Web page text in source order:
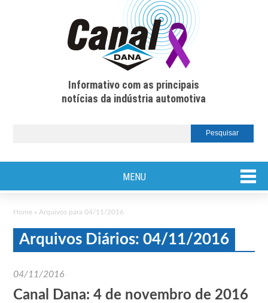
Informativo com as principais
notícias da indústria automotiva
MENU
Home » Arquivos para 04/11/2016
Arquivos Diários: 04/11/2016
04/11/2016
Canal Dana: 4 de novembro de 2016